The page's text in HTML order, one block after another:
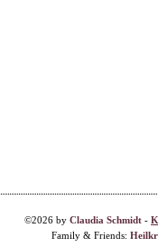
©2026 by Claudia Schmidt -
Family & Friends: